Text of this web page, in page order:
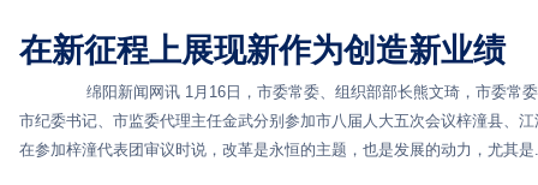
在新征程上展现新作为创造新业绩
绵阳新闻网讯 1月16日，市委常委、组织部部长熊文琦，市委常委
市纪委书记、市监委代理主任金武分别参加市八届人大五次会议梓潼县
在参加梓潼代表团审议时说，改革是永恒的主题，也是发展的动力，尤其